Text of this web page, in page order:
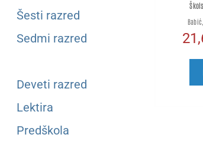
Šesti razred
Sedmi razred
Deveti razred
Lektira
Predškola